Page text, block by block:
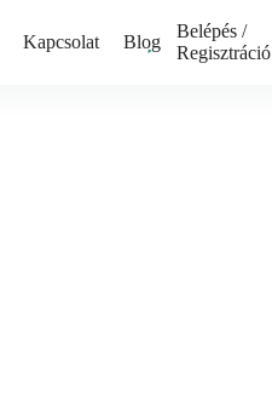
Kapcsolat Blog
Belépés /
Regisztráció